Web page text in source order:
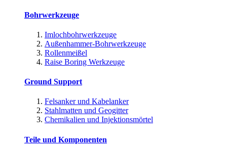
Bohrwerkzeuge
Imlochbohrwerkzeuge
Außenhammer-Bohrwerkzeuge
Rollenmeißel
Raise Boring Werkzeuge
Ground Support
Felsanker und Kabelanker
Stahlmatten und Geogitter
Chemikalien und Injektionsmörtel
Teile und Komponenten